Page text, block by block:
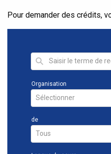
Pour demander des crédits,